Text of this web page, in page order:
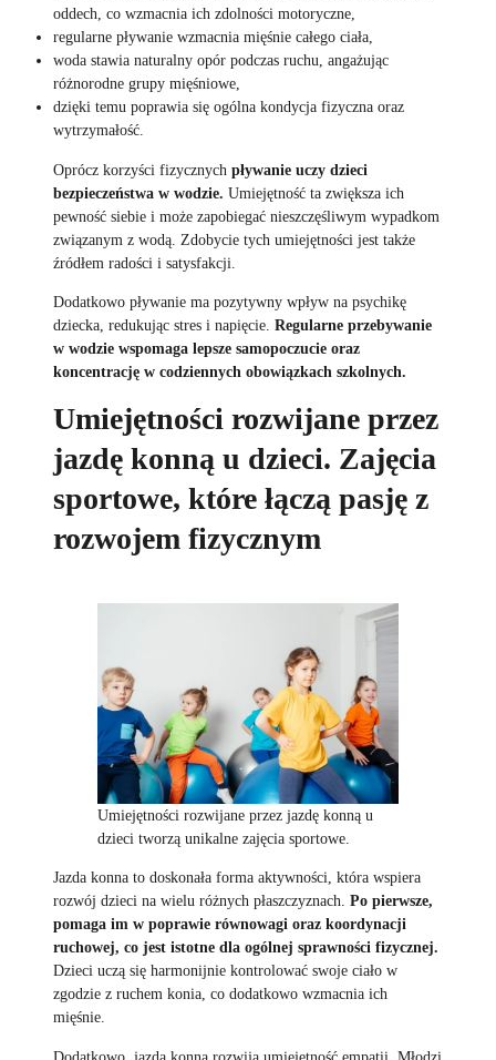
oddech, co wzmacnia ich zdolności motoryczne,
regularne pływanie wzmacnia mięśnie całego ciała,
woda stawia naturalny opór podczas ruchu, angażując
różnorodne grupy mięśniowe,
dzięki temu poprawia się ogólna kondycja fizyczna oraz
wytrzymałość.
Oprócz korzyści fizycznych pływanie uczy dzieci
bezpieczeństwa w wodzie. Umiejętność ta zwiększa ich
pewność siebie i może zapobiegać nieszczęśliwym wypadkom
związanym z wodą. Zdobycie tych umiejętności jest także
źródłem radości i satysfakcji.
Dodatkowo pływanie ma pozytywny wpływ na psychikę
dziecka, redukując stres i napięcie. Regularne przebywanie
w wodzie wspomaga lepsze samopoczucie oraz
koncentrację w codziennych obowiązkach szkolnych.
Umiejętności rozwijane przez
jazdę konną u dzieci. Zajęcia
sportowe, które łączą pasję z
rozwojem fizycznym
Umiejętności rozwijane przez jazdę konną u
dzieci tworzą unikalne zajęcia sportowe.
Jazda konna to doskonała forma aktywności, która wspiera
rozwój dzieci na wielu różnych płaszczyznach. Po pierwsze,
pomaga im w poprawie równowagi oraz koordynacji
ruchowej, co jest istotne dla ogólnej sprawności fizycznej.
Dzieci uczą się harmonijnie kontrolować swoje ciało w
zgodzie z ruchem konia, co dodatkowo wzmacnia ich
mięśnie.
Dodatkowo, jazda konna rozwija umiejętność empatii. Młodzi